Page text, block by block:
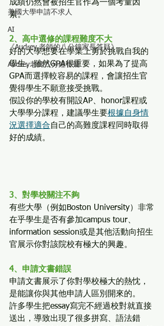
美國大學申請不求人
AI
《Audrey 老師的八分鐘家長答疑》
Audrey老師八分鐘答疑
成績仍然會被招生官作為一個考量因
素。
2、高中選修的課程難度不大
好的大學想要在學業上勇於挑戰自我的
學生。雖然GPA很重要，如果為了提高
GPA而選擇較容易的課程，會讓招生官
覺得學生不願意接受挑戰。
假設你的學校有開設AP、honor課程或
大學學分課程，建議學生要根據自身情
況選擇適合 自己的高難度課程同時取得
好的成績。
3、對學校關注不夠
有些大學（例如Boston University）非常
在乎學生是否有參加campus tour、
information session或是其他活動向招生
官展示你對該院校有極大的興趣。
4、申請文書錯誤
申請文書展示了你對學校極大的熱忱，
是能讓你與其他申請人區別開來的。
許多學生把essay寫完不經過校對就直接
送出，導致出現了很多拼寫、語法錯